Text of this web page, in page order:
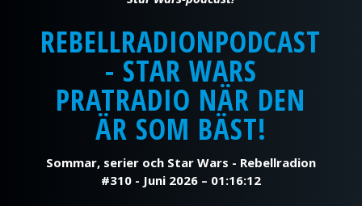
REBELLRADIONPODCAST
- STAR WARS
PRATRADIO NÄR DEN
ÄR SOM BÄST!
Sommar, serier och Star Wars - Rebellradion
#310 - Juni 2026 – 01:16:12